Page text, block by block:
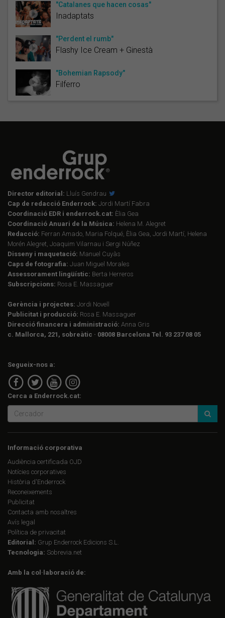
"Catalanes que hacen cosas"
Inadaptats
"Perdent el rumb"
Flashy Ice Cream + Ginestà
"Bohemian Rapsody"
Filferro
Director editorial: Lluís Gendrau
Cap de redacció Enderrock: Jordi Martí Fabra
Coordinació EDR i enderrock.cat: Èlia Gea
Coordinació Anuari de la Música: Helena M. Alegret
Redacció: Ferran Amado, Maria Folqué, Èlia Gea, Jordi Martí, Helena
Morén Alegret, Joaquim Vilarnau i Sergi Núñez
Disseny i maquetació: Manuel Cuyàs
Caps de fotografia: Juan Miguel Morales
Assessorament lingüístic: Berta Herreros
Subscripcions: Rosa E. Massaguer
Gerència i projectes: Jordi Novell
Publicitat i producció: Rosa E. Massaguer
Direcció financera i administració: Anna Gris
c. Mallorca, 221, sobreàtic · 08008 Barcelona Tel. 93 237 08 05
Segueix-nos a:
Cerca a Enderrock.cat:
Informació corporativa
Audiència certificada OJD
Notícies corporatives
Història d'Enderrock
Reconeixements
Publicitat
Contacta amb nosaltres
Avís legal
Política de privacitat
Editorial: Grup Enderrock Edicions S.L.
Tecnologia: Sobrevia.net
Amb la col·laboració de: